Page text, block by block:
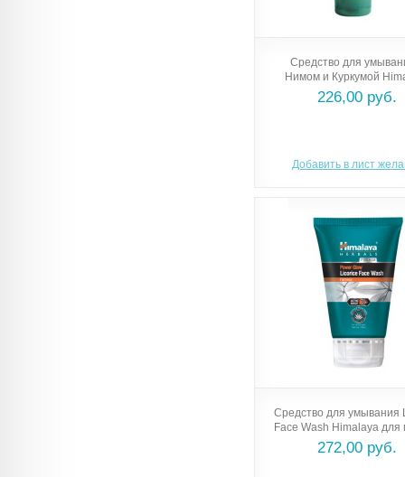
Средство для
Нимом и Куркумой
226,00 руб.
Добавить в лист
Средство для умывания
Face Wash Himalaya для
272,00 руб.